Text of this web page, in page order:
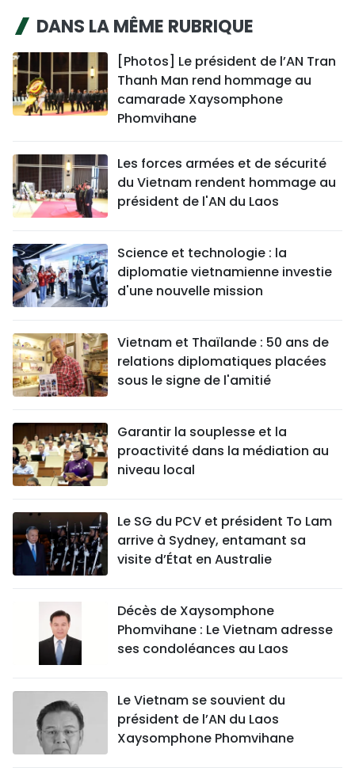
DANS LA MÊME RUBRIQUE
[Photos] Le président de l’AN Tran
Thanh Man rend hommage au
camarade Xaysomphone
Phomvihane
Les forces armées et de sécurité
du Vietnam rendent hommage au
président de l'AN du Laos
Science et technologie : la
diplomatie vietnamienne investie
d'une nouvelle mission
Vietnam et Thaïlande : 50 ans de
relations diplomatiques placées
sous le signe de l'amitié
Garantir la souplesse et la
proactivité dans la médiation au
niveau local
Le SG du PCV et président To Lam
arrive à Sydney, entamant sa
visite d’État en Australie
Décès de Xaysomphone
Phomvihane : Le Vietnam adresse
ses condoléances au Laos
Le Vietnam se souvient du
président de l’AN du Laos
Xaysomphone Phomvihane